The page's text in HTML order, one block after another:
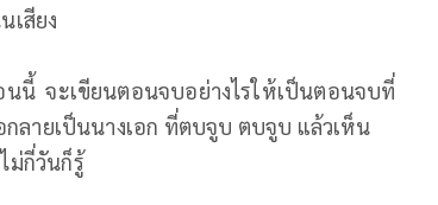
เสียง
นี้ จะเขียนตอนจบอย่างไรให้เป็นตอนจบที่
ลายเป็นนางเอก ที่ตบจูบ ตบจูบ แล้วเห็น
ม่กี่วันก็รู้